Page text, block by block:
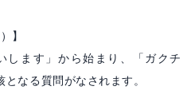
】
します」から始まり、「ガクチ
なる質問がなされます。